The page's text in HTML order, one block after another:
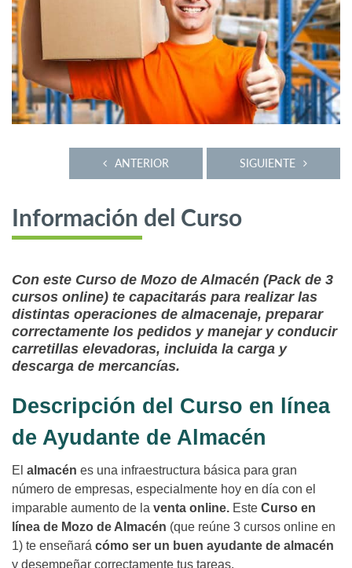
SIGUIENTE
ANTERIOR
Información del Curso
Con este Curso de Mozo de Almacén (Pack de 3
cursos online) te capacitarás para realizar las
distintas operaciones de almacenaje, preparar
correctamente los pedidos y manejar y conducir
carretillas elevadoras, incluida la carga y
descarga de mercancías.
Descripción del Curso en línea
de Ayudante de Almacén
El almacén es una infraestructura básica para gran
número de empresas, especialmente hoy en día con el
imparable aumento de la venta online. Este Curso en
línea de Mozo de Almacén (que reúne 3 cursos online en
1) te enseñará cómo ser un buen ayudante de almacén
y desempeñar correctamente tus tareas.